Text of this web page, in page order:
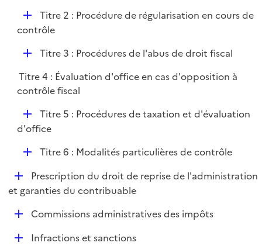
D
é
e
r
Titre 2 : Procédure de régularisation en cours de
contrôle
D
p
l
e
r
Titre 3 : Procédures de l'abus de droit fiscal
Titre 4 : Évaluation d'office en cas d'opposition à
contrôle fiscal
D
é
i
e
r
Titre 5 : Procédures de taxation et d'évaluation
d'office
D
p
l
i
e
r
Titre 6 : Modalités particulières de contrôle
D
é
Prescription du droit de reprise de l'administration
et garanties du contribuable
DCommissions administratives des impôts
DInfractions et sanctions